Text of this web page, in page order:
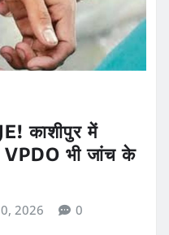
काशीपुर में
VPDO भी जांच के
2026 0